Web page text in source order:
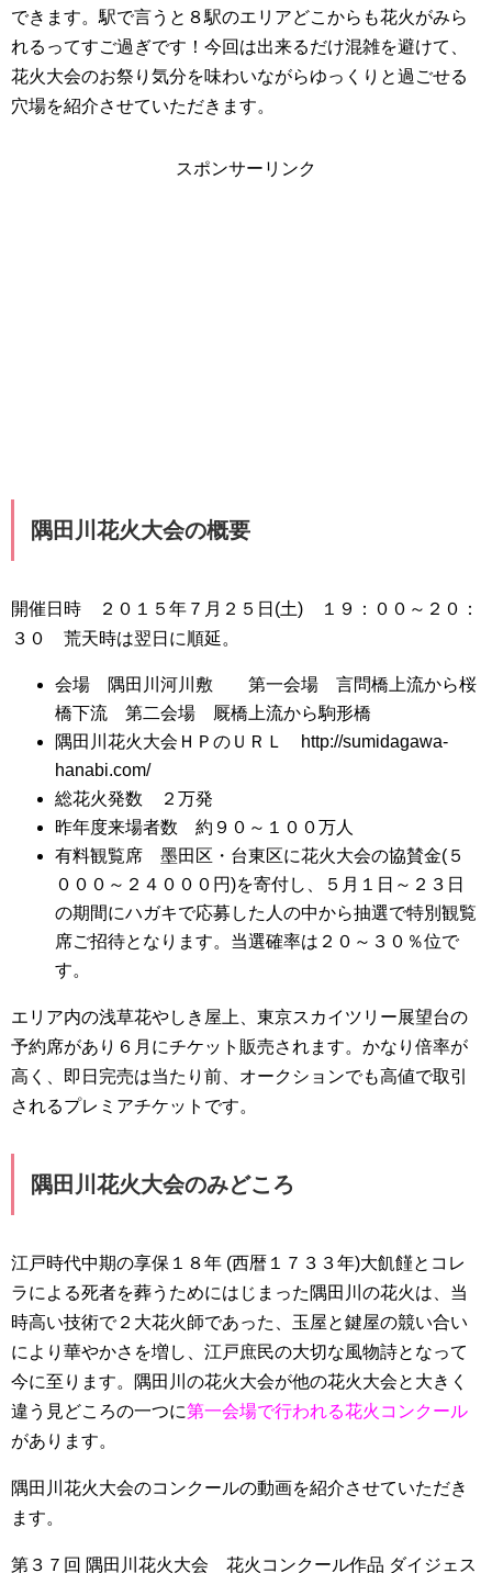
できます。駅で言うと８駅のエリアどこからも花火がみら
れるってすご過ぎです！今回は出来るだけ混雑を避けて、
花火大会のお祭り気分を味わいながらゆっくりと過ごせる
穴場を紹介させていただきます。
スポンサーリンク
隅田川花火大会の概要
開催日時 ２０１５年７月２５日(土) １９：００～２０：
３０ 荒天時は翌日に順延。
会場 隅田川河川敷 第一会場 言問橋上流から桜
橋下流 第二会場 厩橋上流から駒形橋
隅田川花火大会ＨＰのＵＲＬ http://sumidagawa-
hanabi.com/
総花火発数 ２万発
昨年度来場者数 約９０～１００万人
有料観覧席 墨田区・台東区に花火大会の協賛金(５
０００～２４０００円)を寄付し、５月１日～２３日
の期間にハガキで応募した人の中から抽選で特別観覧
席ご招待となります。当選確率は２０～３０％位で
す。
エリア内の浅草花やしき屋上、東京スカイツリー展望台の
予約席があり６月にチケット販売されます。かなり倍率が
高く、即日完売は当たり前、オークションでも高値で取引
されるプレミアチケットです。
隅田川花火大会のみどころ
江戸時代中期の享保１８年 (西暦１７３３年)大飢饉とコレ
ラによる死者を葬うためにはじまった隅田川の花火は、当
時高い技術で２大花火師であった、玉屋と鍵屋の競い合い
により華やかさを増し、江戸庶民の大切な風物詩となって
今に至ります。隅田川の花火大会が他の花火大会と大きく
違う見どころの一つに第一会場で行われる花火コンクール
があります。
隅田川花火大会のコンクールの動画を紹介させていただき
ます。
第３７回 隅田川花火大会 花火コンクール作品 ダイジェス